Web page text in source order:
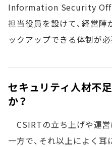
Information Security
担当役員を設けて、経営
ックアップできる体制が必
セキュリティ人材不
か？
CSIRTの立ち上げや運
一方で、それ以上によく